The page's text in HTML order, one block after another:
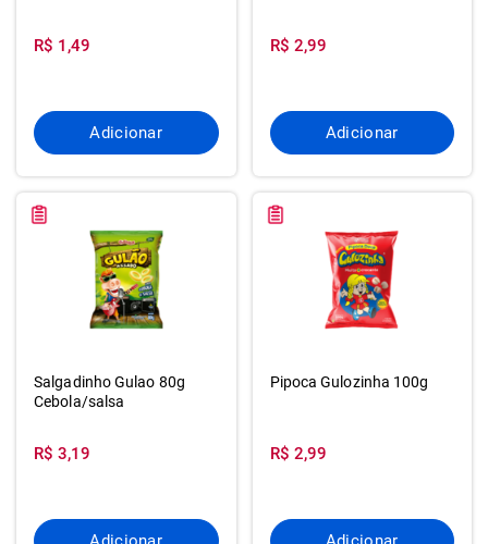
R$ 1,49
Adicionar
R$ 2,99
Adicionar
Salgadinho Gulao 80g
Cebola/salsa
R$ 3,19
Pipoca Gulozinha 100g
R$ 2,99